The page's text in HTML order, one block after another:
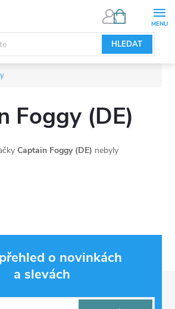
HLEDAT
NÁKUPNÍ
Foggy (DE)
Captain Foggy (DE) nebyly
o novinkách
a slevách